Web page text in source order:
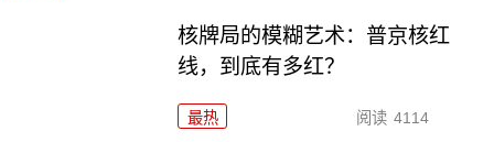
核牌局的模糊艺术：普京核红
线，到底有多红？
最热 阅读 4114